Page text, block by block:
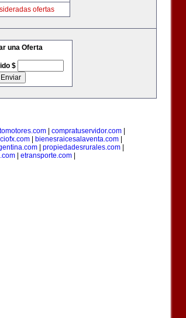
ofertas
una Oferta
$
| compratuservidor.com|
bienesraicesalaventa.com
| propiedadesrurales.com|
| etransporte.com|